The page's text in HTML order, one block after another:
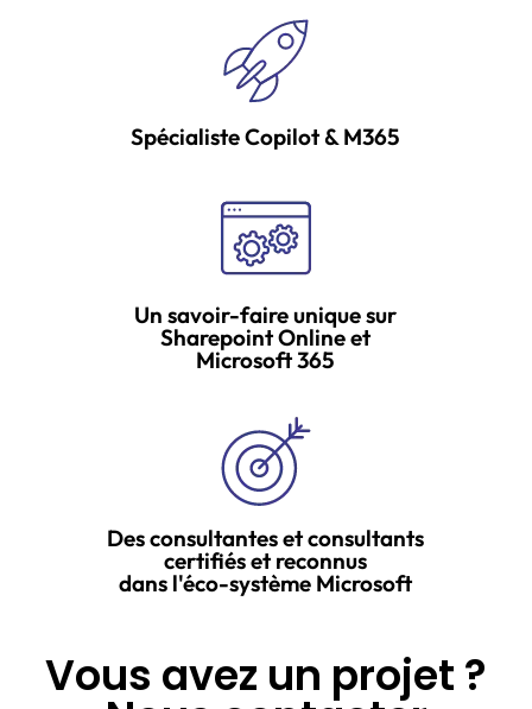
Spécialiste Copilot & M365
Un savoir-faire unique sur
Sharepoint Online et
Microsoft 365
Des consultantes et consultants
certifiés et reconnus
dans l'éco-système Microsoft
Vous avez un projet ?